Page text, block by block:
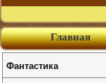
Главная
Фантастика